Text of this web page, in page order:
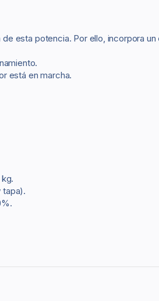
esta potencia. Por ello, incorpora un
está en marcha.
tapa).